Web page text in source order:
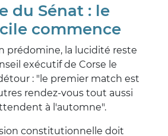
du Sénat : le
commence
prédomine, la lucidité reste
exécutif de Corse le
: "le premier match est
rendez-vous tout aussi
à l'automne".
constitutionnelle doit